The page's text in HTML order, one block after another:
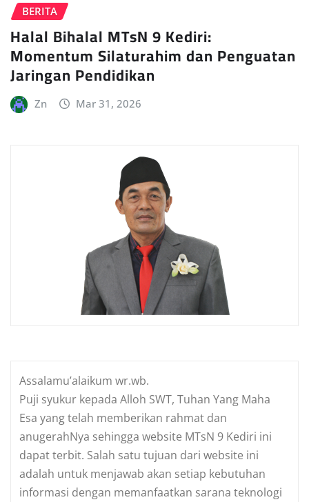
BERITA
Halal Bihalal MTsN 9 Kediri:
Momentum Silaturahim dan Penguatan
Jaringan Pendidikan
Zn Mar 31, 2026
Assalamu’alaikum wr.wb.
Puji syukur kepada Alloh SWT, Tuhan Yang Maha
Esa yang telah memberikan rahmat dan
anugerahNya sehingga website MTsN 9 Kediri ini
dapat terbit. Salah satu tujuan dari website ini
adalah untuk menjawab akan setiap kebutuhan
informasi dengan memanfaatkan sarana teknologi